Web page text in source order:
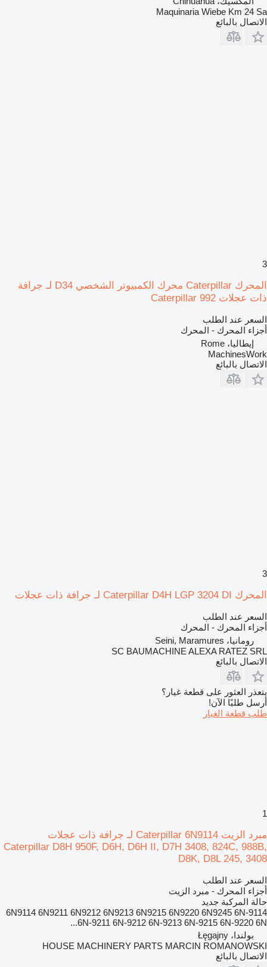
Maquinaria Wiebe Km 24 Sa
الاتصال بالبائع
3
المحرك Caterpillar محرك الكمبيوتر الشخصي D34 لـ جرافة
ذات عجلات Caterpillar 992
السعر عند الطلب
أجزاء المحرك - المحرك
إيطاليا، Rome
MachinesWork
الاتصال بالبائع
3
المحرك Caterpillar D4H LGP 3204 DI لـ جرافة ذات عجلات
السعر عند الطلب
أجزاء المحرك - المحرك
رومانيا، Seini, Maramures
SC BAUMACHINE ALEXA RATEZ SRL
الاتصال بالبائع
يتعذر العثور على قطعة غيار؟
أرسل طلبًا الآن!
طلب قطعة الغيار
1
مبرد الزيت Caterpillar 6N9114 لـ جرافة ذات عجلات
Caterpillar D8H 950F, D6H, D6H II, D7H 3408, 824C, 988B,
D8K, D8L 245, 3408
السعر عند الطلب
أجزاء المحرك - مبرد الزيت
حالة المركبة جديد
6N9114 6N9211 6N9212 6N9213 6N9215 6N9220 6N9245 6N-9114
6N-9211 6N-9212 6N-9213 6N-9215 6N-9220 6N...
بولندا، Łęgajny
HOUSE MACHINERY PARTS MARCIN ROMANOWSKI
الاتصال بالبائع